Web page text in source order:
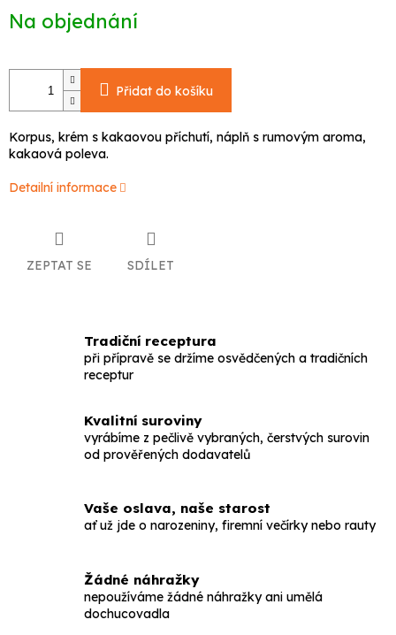
Na objednání
Přidat do košíku
Korpus, krém s kakaovou příchutí, náplň s rumovým aroma,
kakaová poleva.
Detailní informace
ZEPTAT SE SDÍLET
Tradiční receptura
při přípravě se držíme osvědčených a tradičních
receptur
Kvalitní suroviny
vyrábíme z pečlivě vybraných, čerstvých surovin
od prověřených dodavatelů
Vaše oslava, naše starost
ať už jde o narozeniny, firemní večírky nebo rauty
Žádné náhražky
nepoužíváme žádné náhražky ani umělá
dochucovadla